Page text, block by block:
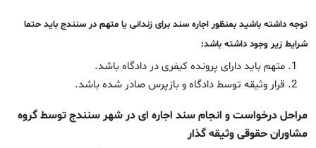
توجه داشته باشید بمنظور اجاره سند برای زندانی یا متهم در سنندج باید حتما
شرایط زیر وجود داشته باشد:
متهم باید دارای پرونده کیفری در دادگاه باشد.
قرار وثیقه توسط دادگاه و بازپرس صادر شده باشد.
مراحل درخواست و انجام سند اجاره ای در شهر سنندج توسط گروه
مشاوران حقوقی وثیقه گذار